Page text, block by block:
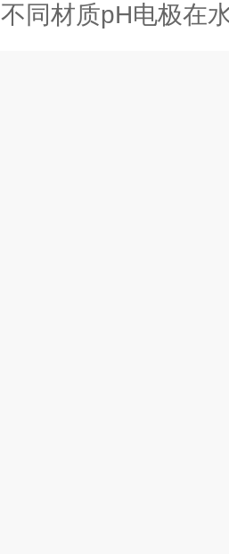
不同材质pH电极在